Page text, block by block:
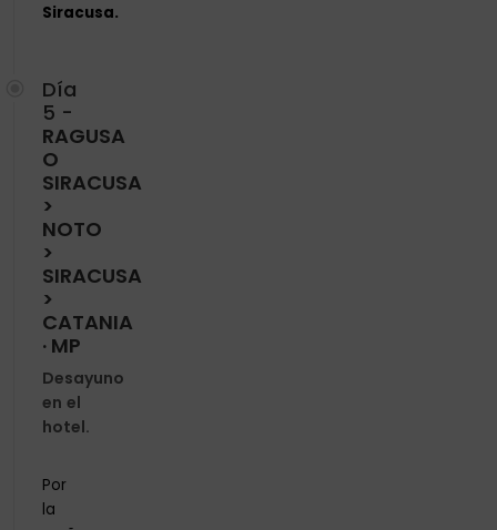
Siracusa.
Día
5 -
RAGUSA
O
SIRACUSA
>
NOTO
>
SIRACUSA
>
CATANIA
· MP
Desayuno
en el
hotel.
Por
la